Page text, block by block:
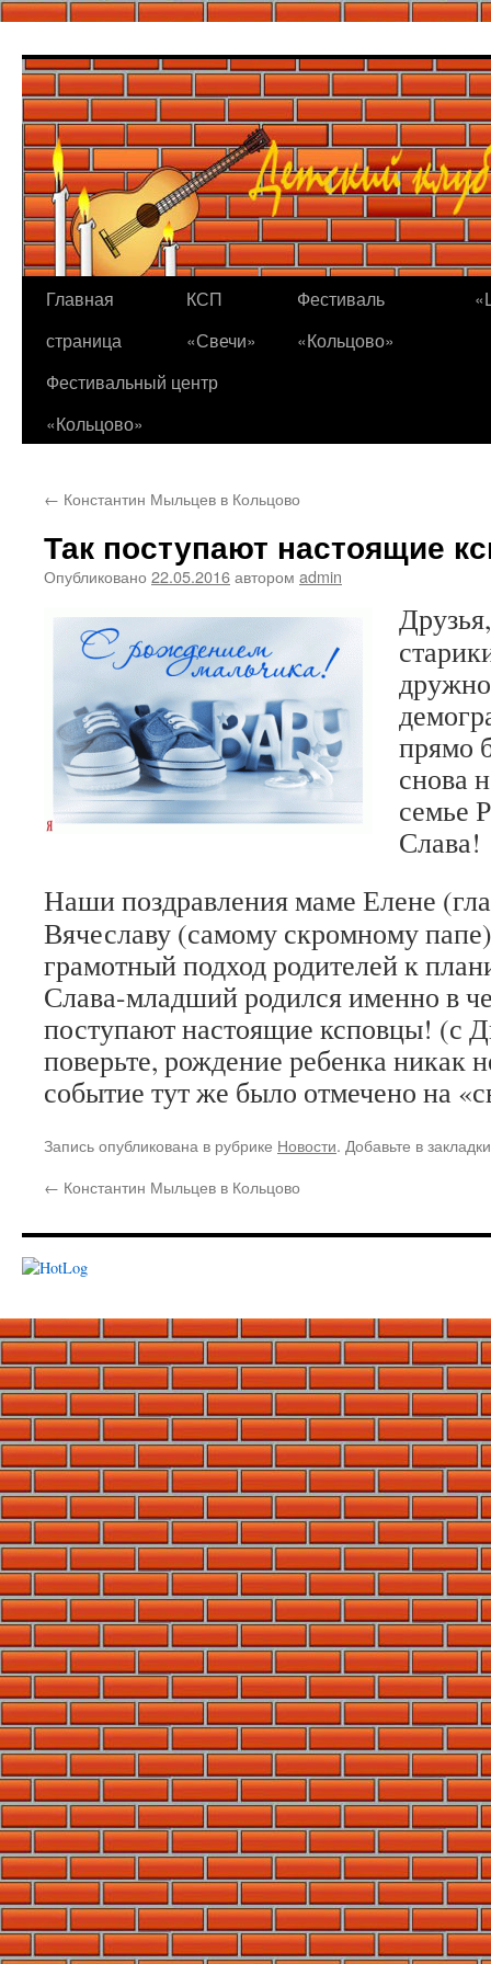
содержимому
Главная
страница
КСП
«Свечи»
Фестиваль
«Кольцово»
Фестивальный центр
«Кольцово»
← Константин Мыльцев в Кольцово
Так поступают настоящие
Опубликовано 22.05.2016автором admin
прямо
снова
семье
Слава!
Наши поздравления маме Елене
Вячеславу (самому скромному
грамотный подход родителей к
Слава-младший родился именно в
поступают настоящие ксповцы! (с
поверьте, рождение ребенка никак
событие тут же было отмечено на
Запись опубликована в рубрике Новости. Добавьте в
← Константин Мыльцев в Кольцово